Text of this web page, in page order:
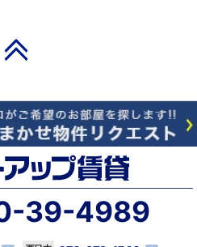
39-4989